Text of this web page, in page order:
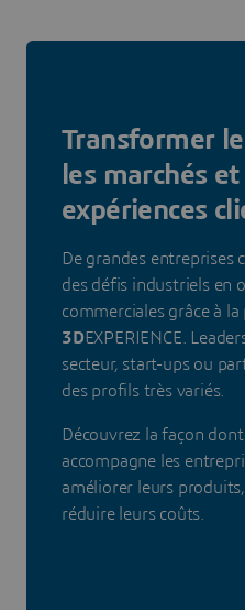
Transformer
les marchés
expériences
De grandes entreprises
des défis industriels en
commerciales grâce à
3DEXPERIENCE.
secteur, start-ups ou
des profils très variés.
Découvrez la façon
accompagne les
améliorer leurs
réduire leurs coûts.